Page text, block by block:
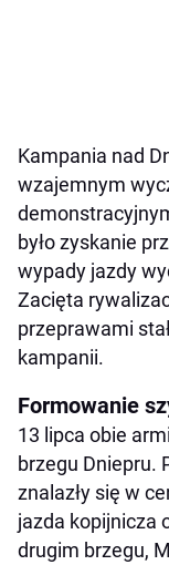
Kampania nad
wzajemnym
było zyskanie
wypady jazdy
Zacięta
przeprawami
kampanii.
Formowanie
13 lipca obie
brzegu Dniepru.
znalazły się w
jazda kopijnicza
drugim brzegu,